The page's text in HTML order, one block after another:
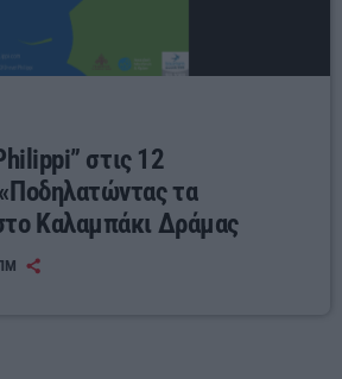
στις 12
τα
Καλαμπάκι Δράμας